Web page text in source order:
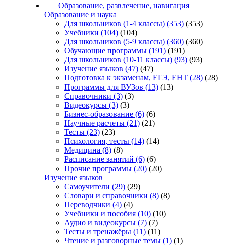
Образование, развлечение, навигация
Образование и наука
Для школьников (1-4 классы) (353) (353)
Учебники (104) (104)
Для школьников (5-9 классы) (360) (360)
Обучающие программы (191) (191)
Для школьников (10-11 классы) (93) (93)
Изучение языков (47) (47)
Подготовка к экзаменам, ЕГЭ, ЕНТ (28) (28)
Программы для ВУЗов (13) (13)
Справочники (3) (3)
Видеокурсы (3) (3)
Бизнес-образование (6) (6)
Научные расчеты (21) (21)
Тесты (23) (23)
Психология, тесты (14) (14)
Медицина (8) (8)
Расписание занятий (6) (6)
Прочие программы (20) (20)
Изучение языков
Самоучители (29) (29)
Словари и справочники (8) (8)
Переводчики (4) (4)
Учебники и пособия (10) (10)
Аудио и видеокурсы (7) (7)
Тесты и тренажёры (11) (11)
Чтение и разговорные темы (1) (1)